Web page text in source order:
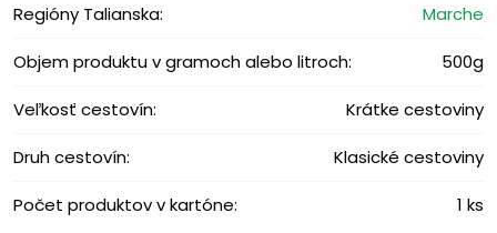
Regióny Talianska: Marche
Objem produktu v gramoch alebo litroch: 500g
Veľkosť cestovín: Krátke cestoviny
Druh cestovín: Klasické cestoviny
Počet produktov v kartóne: 1 ks